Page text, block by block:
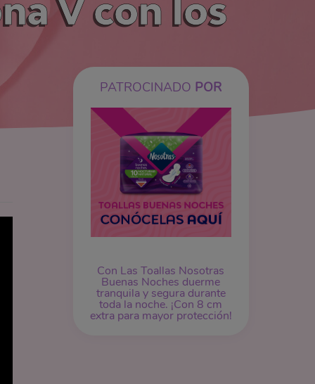
V con los
PATROCINADO POR
Con Las Toallas Nosotras
Buenas Noches duerme
tranquila y segura durante
toda la noche. ¡Con 8 cm
extra para mayor protección!